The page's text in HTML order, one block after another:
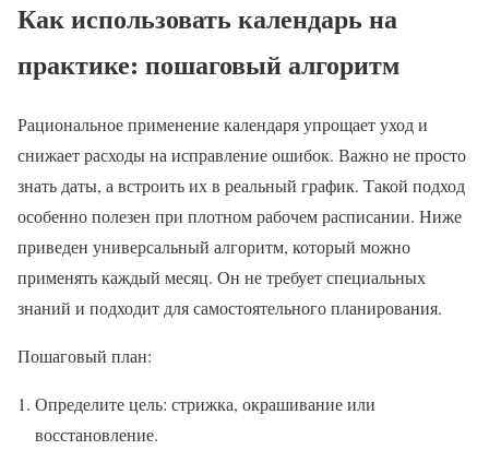
Как использовать календарь на
практике: пошаговый алгоритм
Рациональное применение календаря упрощает уход и
снижает расходы на исправление ошибок. Важно не просто
знать даты, а встроить их в реальный график. Такой подход
особенно полезен при плотном рабочем расписании. Ниже
приведен универсальный алгоритм, который можно
применять каждый месяц. Он не требует специальных
знаний и подходит для самостоятельного планирования.
Пошаговый план:
Определите цель: стрижка, окрашивание или
восстановление.